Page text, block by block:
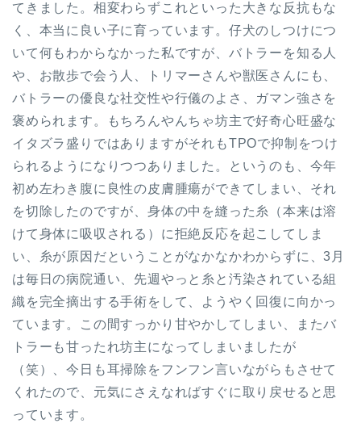
てきました。相変わらずこれといった大きな反抗もな
く、本当に良い子に育っています。仔犬のしつけにつ
いて何もわからなかった私ですが、バトラーを知る人
や、お散歩で会う人、トリマーさんや獣医さんにも、
バトラーの優良な社交性や行儀のよさ、ガマン強さを
褒められます。もちろんやんちゃ坊主で好奇心旺盛な
イタズラ盛りではありますがそれもTPOで抑制をつけ
られるようになりつつありました。というのも、今年
初め左わき腹に良性の皮膚腫瘍ができてしまい、それ
を切除したのですが、身体の中を縫った糸（本来は溶
けて身体に吸収される）に拒絶反応を起こしてしま
い、糸が原因だということがなかなかわからずに、3月
は毎日の病院通い、先週やっと糸と汚染されている組
織を完全摘出する手術をして、ようやく回復に向かっ
ています。この間すっかり甘やかしてしまい、またバ
トラーも甘ったれ坊主になってしまいましたが
（笑）、今日も耳掃除をフンフン言いながらもさせて
くれたので、元気にさえなればすぐに取り戻せると思
っています。